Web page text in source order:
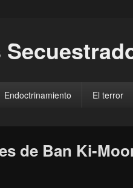
Endoctrinamiento El terror
de Ban Ki-